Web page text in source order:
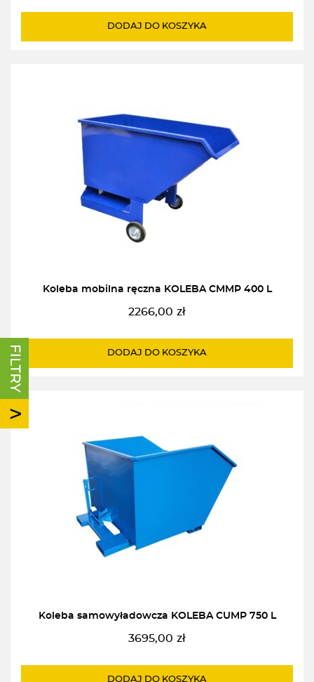
DODAJ DO KOSZYKA
Koleba mobilna ręczna KOLEBA CMMP 400 L
2266,00 zł
DODAJ DO KOSZYKA
Koleba samowyładowcza KOLEBA CUMP 750 L
3695,00 zł
DODAJ DO KOSZYKA